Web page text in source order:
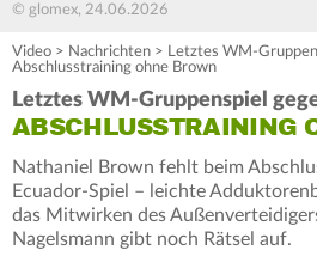
© glomex, 24.06.2026
Video > Nachrichten > Letztes WM-
Abschlusstraining ohne Brown
Letztes WM-Gruppenspiel
ABSCHLUSSTRAINING
Nathaniel Brown fehlt beim
Ecuador-Spiel – leichte
das Mitwirken des
Nagelsmann gibt noch Rätsel auf.